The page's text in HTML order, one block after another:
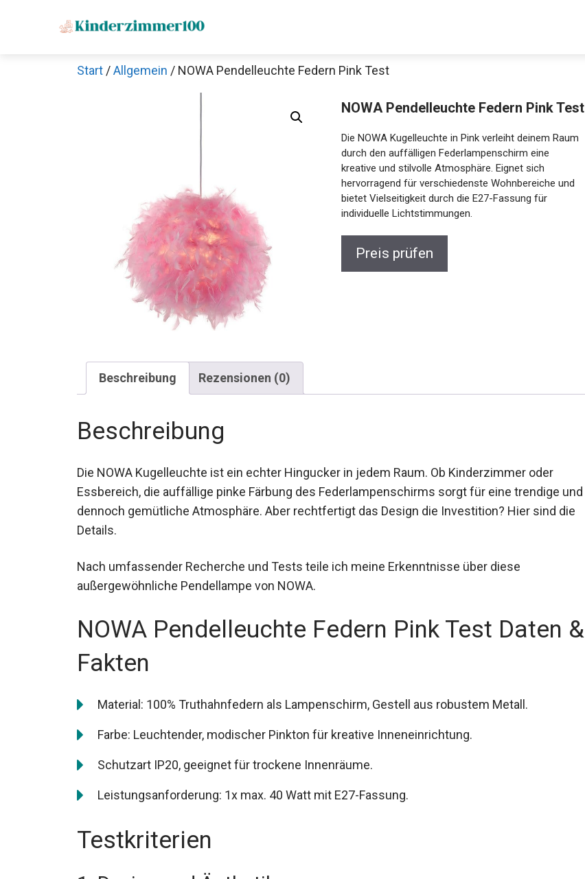
Start /Allgemein / NOWA Pendelleuchte Federn Pink Test
NOWA Pendelleuchte Federn Pink Test
Die NOWA Kugelleuchte in Pink verleiht deinem Raum
durch den auffälligen Federlampenschirm eine
kreative und stilvolle Atmosphäre. Eignet sich
hervorragend für verschiedenste Wohnbereiche und
bietet Vielseitigkeit durch die E27-Fassung für
individuelle Lichtstimmungen.
Preis prüfen
Beschreibung Rezensionen (0)
Beschreibung
Die NOWA Kugelleuchte ist ein echter Hingucker in jedem Raum. Ob Kinderzimmer oder
Essbereich, die auffällige pinke Färbung des Federlampenschirms sorgt für eine trendige und
dennoch gemütliche Atmosphäre. Aber rechtfertigt das Design die Investition? Hier sind die
Details.
Nach umfassender Recherche und Tests teile ich meine Erkenntnisse über diese
außergewöhnliche Pendellampe von NOWA.
NOWA Pendelleuchte Federn Pink Test Daten &
Fakten
Material: 100% Truthahnfedern als Lampenschirm, Gestell aus robustem Metall.
Farbe: Leuchtender, modischer Pinkton für kreative Inneneinrichtung.
Schutzart IP20, geeignet für trockene Innenräume.
Leistungsanforderung: 1x max. 40 Watt mit E27-Fassung.
Testkriterien